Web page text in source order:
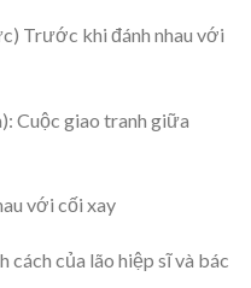
Trước khi đánh nhau với
Cuộc giao tranh giữa
với cối xay
cách của lão hiệp sĩ và bác